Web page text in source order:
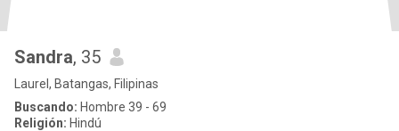
Sandra, 35
Laurel, Batangas, Filipinas
Buscando: Hombre 39 - 69
Religión: Hindú